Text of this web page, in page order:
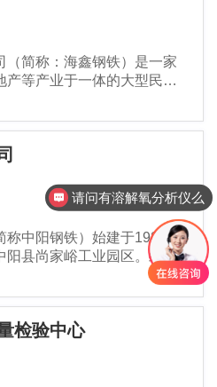
（简称：海鑫钢铁）是一家
等产业于一体的大型民营
到54.6亿元。2016年海鑫
年4月底低调复产。
中阳钢铁）始建于1985
阳县尚家峪工业园区。经过
煤、发电、炼焦、炼铁、
废弃物资源化利用于一体，
元，以数智化、循环化、
联合企业。
检验中心
请问有溶解氧分析仪么